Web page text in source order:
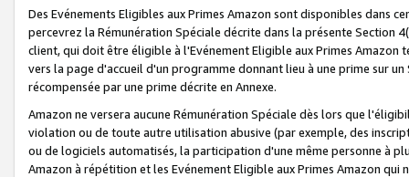
Des Evénements Eligibles aux Primes Amazon sont disponibles dans
percevrez la Rémunération Spéciale décrite dans la présente Section
client, qui doit être éligible à l'Evénement Eligible aux Primes Amazon
vers la page d'accueil d'un programme donnant lieu à une prime sur
récompensée par une prime décrite en Annexe.
Amazon ne versera aucune Rémunération Spéciale dès lors que
violation ou de toute autre utilisation abusive (par exemple, des
ou de logiciels automatisés, la participation d'une même personne à
Amazon à répétition et les Evénement Eligible aux Primes Amazon qui